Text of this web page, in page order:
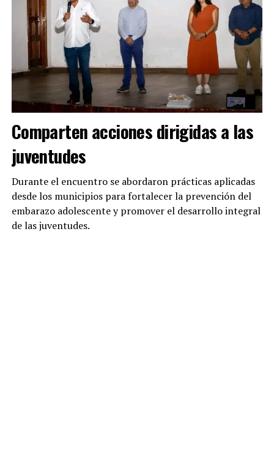
Comparten acciones dirigidas a las
juventudes
Durante el encuentro se abordaron prácticas aplicadas
desde los municipios para fortalecer la prevención del
embarazo adolescente y promover el desarrollo integral
de las juventudes.